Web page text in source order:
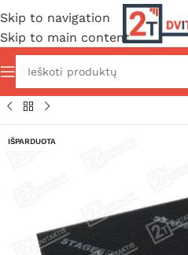
Skip to navigation
Skip to main content
/ elementai/2T
IŠPARDUOTA